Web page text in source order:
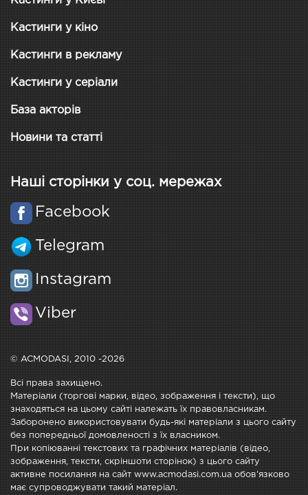
Кастинги у кіно
Кастинги в рекламу
Кастинги у серіали
База акторів
Новини та статті
Наші сторінки у соц. мережах
Facebook
Telegram
Instagram
Viber
© ACMODASI, 2010 -2026
Всі права захищено.
Матеріали (торгові марки, відео, зображення і тексти), що
знаходяться на цьому сайті належать їх правовласникам.
Заборонено використовувати будь-які матеріали з цього сайту
без попередньої домовленості з їх власником.
При копіюванні текстових та графічних матеріалів (відео,
зображення, тексти, скріншоти сторінок) з цього сайту
активне посилання на сайт www.acmodasi.com.ua обов'язково
має супроводжувати такий матеріал.